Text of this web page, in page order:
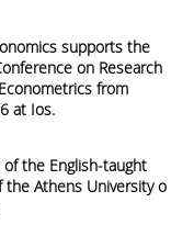
supports the
on Research
from
at Ios.
the English-taught
Athens University of